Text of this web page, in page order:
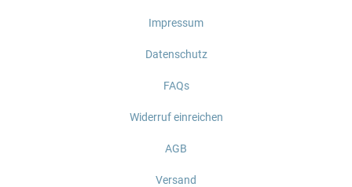
Impressum
Datenschutz
FAQs
Widerruf einreichen
AGB
Versand